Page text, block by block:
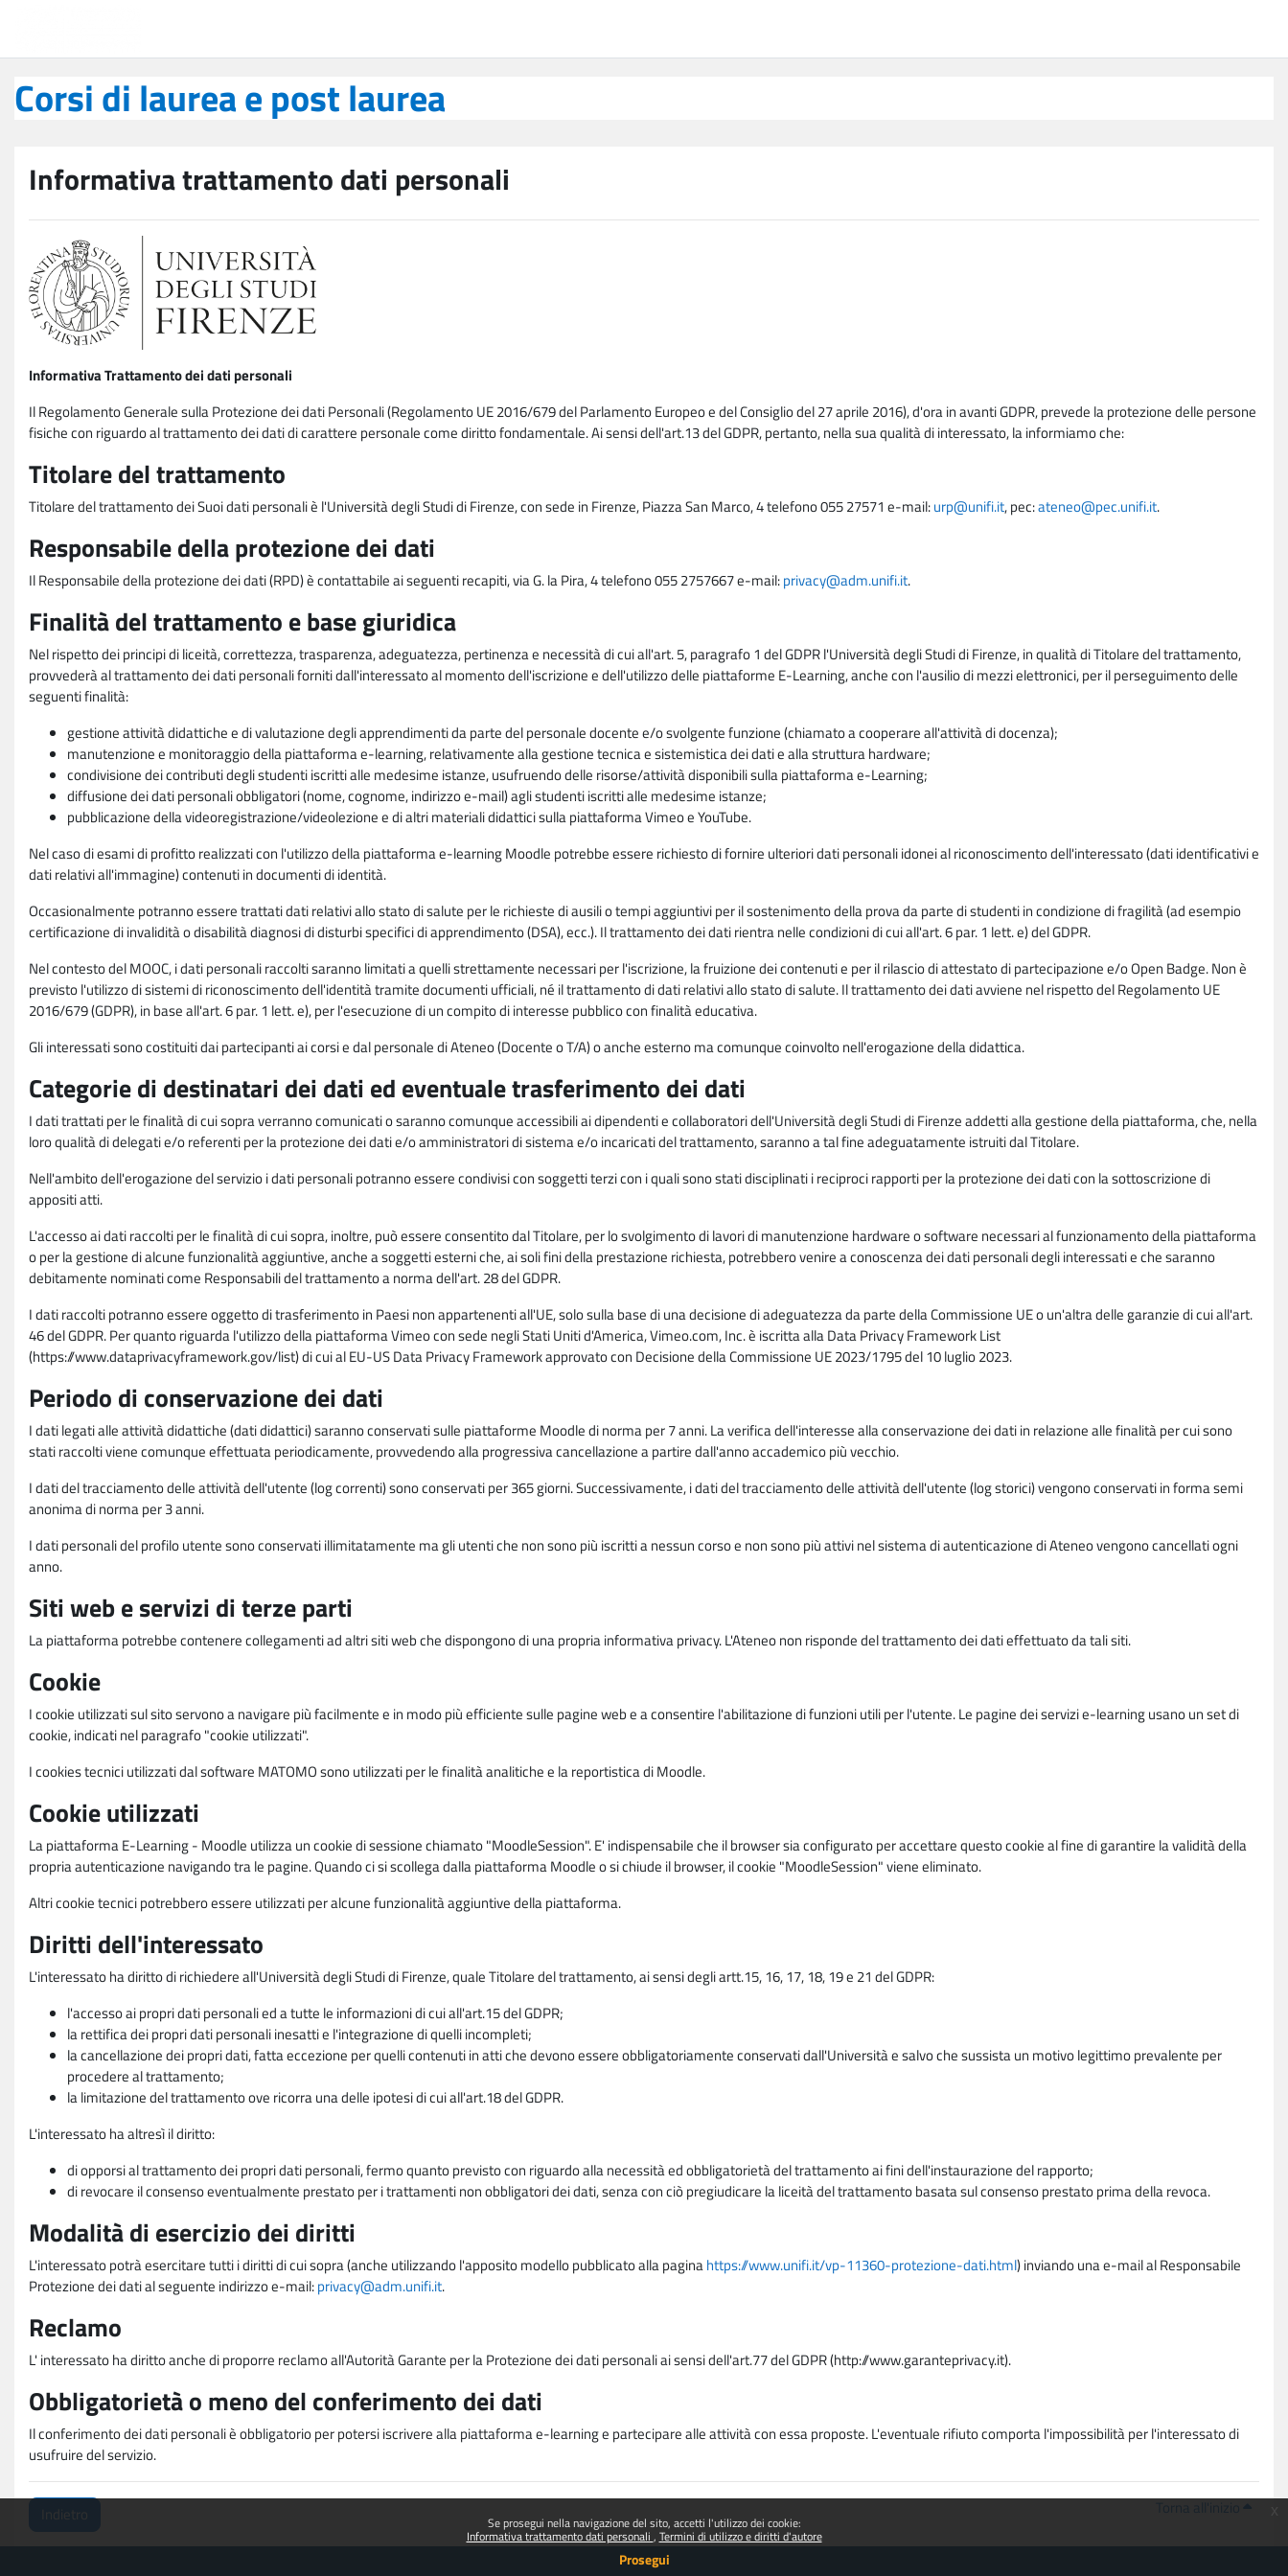
Se prosegui nella navigazione del sito, accetti l'utilizzo dei cookie:
Informativa trattamento dati personali Termini di utilizzo e diritti d'autore
Prosegui
Corsi di laurea e post laurea
Informativa trattamento dati personali
Informativa Trattamento dei dati personali
Il Regolamento Generale sulla Protezione dei dati Personali (Regolamento UE 2016/679 del Parlamento Europeo e del Consiglio del 27 aprile 2016), d'ora in avanti GDPR, prevede la protezione delle persone
fisiche con riguardo al trattamento dei dati di carattere personale come diritto fondamentale. Ai sensi dell'art.13 del GDPR, pertanto, nella sua qualità di interessato, la informiamo che:
Titolare del trattamento
Titolare del trattamento dei Suoi dati personali è l'Università degli Studi di Firenze, con sede in Firenze, Piazza San Marco, 4 telefono 055 27571 e-mail:urp@unifi.it, pec:ateneo@pec.unifi.it.
Responsabile della protezione dei dati
Il Responsabile della protezione dei dati (RPD) è contattabile ai seguenti recapiti, via G. la Pira, 4 telefono 055 2757667 e-mail:privacy@adm.unifi.it.
Finalità del trattamento e base giuridica
Nel rispetto dei principi di liceità, correttezza, trasparenza, adeguatezza, pertinenza e necessità di cui all'art. 5, paragrafo 1 del GDPR l'Università degli Studi di Firenze, in qualità di Titolare del trattamento,
provvederà al trattamento dei dati personali forniti dall'interessato al momento dell'iscrizione e dell'utilizzo delle piattaforme E-Learning, anche con l'ausilio di mezzi elettronici, per il perseguimento delle
seguenti finalità:
gestione attività didattiche e di valutazione degli apprendimenti da parte del personale docente e/o svolgente funzione (chiamato a cooperare all'attività di docenza);
manutenzione e monitoraggio della piattaforma e-learning, relativamente alla gestione tecnica e sistemistica dei dati e alla struttura hardware;
condivisione dei contributi degli studenti iscritti alle medesime istanze, usufruendo delle risorse/attività disponibili sulla piattaforma e-Learning;
diffusione dei dati personali obbligatori (nome, cognome, indirizzo e-mail) agli studenti iscritti alle medesime istanze;
pubblicazione della videoregistrazione/videolezione e di altri materiali didattici sulla piattaforma Vimeo e YouTube.
Nel caso di esami di profitto realizzati con l'utilizzo della piattaforma e-learning Moodle potrebbe essere richiesto di fornire ulteriori dati personali idonei al riconoscimento dell'interessato (dati identificativi e
dati relativi all'immagine) contenuti in documenti di identità.
Occasionalmente potranno essere trattati dati relativi allo stato di salute per le richieste di ausili o tempi aggiuntivi per il sostenimento della prova da parte di studenti in condizione di fragilità (ad esempio
certificazione di invalidità o disabilità diagnosi di disturbi specifici di apprendimento (DSA), ecc.). Il trattamento dei dati rientra nelle condizioni di cui all'art. 6 par. 1 lett. e) del GDPR.
Nel contesto del MOOC, i dati personali raccolti saranno limitati a quelli strettamente necessari per l'iscrizione, la fruizione dei contenuti e per il rilascio di attestato di partecipazione e/o Open Badge. Non è
previsto l'utilizzo di sistemi di riconoscimento dell'identità tramite documenti ufficiali, né il trattamento di dati relativi allo stato di salute. Il trattamento dei dati avviene nel rispetto del Regolamento UE
2016/679 (GDPR), in base all'art. 6 par. 1 lett. e), per l'esecuzione di un compito di interesse pubblico con finalità educativa.
Gli interessati sono costituiti dai partecipanti ai corsi e dal personale di Ateneo (Docente o T/A) o anche esterno ma comunque coinvolto nell'erogazione della didattica.
Categorie di destinatari dei dati ed eventuale trasferimento dei dati
I dati trattati per le finalità di cui sopra verranno comunicati o saranno comunque accessibili ai dipendenti e collaboratori dell'Università degli Studi di Firenze addetti alla gestione della piattaforma, che, nella
loro qualità di delegati e/o referenti per la protezione dei dati e/o amministratori di sistema e/o incaricati del trattamento, saranno a tal fine adeguatamente istruiti dal Titolare.
Nell'ambito dell'erogazione del servizio i dati personali potranno essere condivisi con soggetti terzi con i quali sono stati disciplinati i reciproci rapporti per la protezione dei dati con la sottoscrizione di
appositi atti.
L'accesso ai dati raccolti per le finalità di cui sopra, inoltre, può essere consentito dal Titolare, per lo svolgimento di lavori di manutenzione hardware o software necessari al funzionamento della piattaforma
o per la gestione di alcune funzionalità aggiuntive, anche a soggetti esterni che, ai soli fini della prestazione richiesta, potrebbero venire a conoscenza dei dati personali degli interessati e che saranno
debitamente nominati come Responsabili del trattamento a norma dell'art. 28 del GDPR.
I dati raccolti potranno essere oggetto di trasferimento in Paesi non appartenenti all'UE, solo sulla base di una decisione di adeguatezza da parte della Commissione UE o un'altra delle garanzie di cui all'art.
46 del GDPR. Per quanto riguarda l'utilizzo della piattaforma Vimeo con sede negli Stati Uniti d'America, Vimeo.com, Inc. è iscritta alla Data Privacy Framework List
(https://www.dataprivacyframework.gov/list) di cui al EU-US Data Privacy Framework approvato con Decisione della Commissione UE 2023/1795 del 10 luglio 2023.
Periodo di conservazione dei dati
I dati legati alle attività didattiche (dati didattici) saranno conservati sulle piattaforme Moodle di norma per 7 anni. La verifica dell'interesse alla conservazione dei dati in relazione alle finalità per cui sono
stati raccolti viene comunque effettuata periodicamente, provvedendo alla progressiva cancellazione a partire dall'anno accademico più vecchio.
I dati del tracciamento delle attività dell'utente (log correnti) sono conservati per 365 giorni. Successivamente, i dati del tracciamento delle attività dell'utente (log storici) vengono conservati in forma semi
anonima di norma per 3 anni.
I dati personali del profilo utente sono conservati illimitatamente ma gli utenti che non sono più iscritti a nessun corso e non sono più attivi nel sistema di autenticazione di Ateneo vengono cancellati ogni
anno.
Siti web e servizi di terze parti
La piattaforma potrebbe contenere collegamenti ad altri siti web che dispongono di una propria informativa privacy. L'Ateneo non risponde del trattamento dei dati effettuato da tali siti.
Cookie
I cookie utilizzati sul sito servono a navigare più facilmente e in modo più efficiente sulle pagine web e a consentire l'abilitazione di funzioni utili per l'utente. Le pagine dei servizi e-learning usano un set di
cookie, indicati nel paragrafo "cookie utilizzati".
I cookies tecnici utilizzati dal software MATOMO sono utilizzati per le finalità analitiche e la reportistica di Moodle.
Cookie utilizzati
La piattaforma E-Learning - Moodle utilizza un cookie di sessione chiamato "MoodleSession". E' indispensabile che il browser sia configurato per accettare questo cookie al fine di garantire la validità della
propria autenticazione navigando tra le pagine. Quando ci si scollega dalla piattaforma Moodle o si chiude il browser, il cookie "MoodleSession" viene eliminato.
Altri cookie tecnici potrebbero essere utilizzati per alcune funzionalità aggiuntive della piattaforma.
Diritti dell'interessato
L'interessato ha diritto di richiedere all'Università degli Studi di Firenze, quale Titolare del trattamento, ai sensi degli artt.15, 16, 17, 18, 19 e 21 del GDPR:
l'accesso ai propri dati personali ed a tutte le informazioni di cui all'art.15 del GDPR;
la rettifica dei propri dati personali inesatti e l'integrazione di quelli incompleti;
la cancellazione dei propri dati, fatta eccezione per quelli contenuti in atti che devono essere obbligatoriamente conservati dall'Università e salvo che sussista un motivo legittimo prevalente per
procedere al trattamento;
la limitazione del trattamento ove ricorra una delle ipotesi di cui all'art.18 del GDPR.
L'interessato ha altresì il diritto:
di opporsi al trattamento dei propri dati personali, fermo quanto previsto con riguardo alla necessità ed obbligatorietà del trattamento ai fini dell'instaurazione del rapporto;
di revocare il consenso eventualmente prestato per i trattamenti non obbligatori dei dati, senza con ciò pregiudicare la liceità del trattamento basata sul consenso prestato prima della revoca.
Modalità di esercizio dei diritti
L'interessato potrà esercitare tutti i diritti di cui sopra (anche utilizzando l'apposito modello pubblicato alla paginahttps://www.unifi.it/vp-11360-protezione-dati.html) inviando una e-mail al Responsabile
Protezione dei dati al seguente indirizzo e-mail:privacy@adm.unifi.it.
Reclamo
L' interessato ha diritto anche di proporre reclamo all'Autorità Garante per la Protezione dei dati personali ai sensi dell'art.77 del GDPR (http://www.garanteprivacy.it).
Obbligatorietà o meno del conferimento dei dati
Il conferimento dei dati personali è obbligatorio per potersi iscrivere alla piattaforma e-learning e partecipare alle attività con essa proposte. L'eventuale rifiuto comporta l'impossibilità per l'interessato di
usufruire del servizio.
Indietro Torna all'inizio